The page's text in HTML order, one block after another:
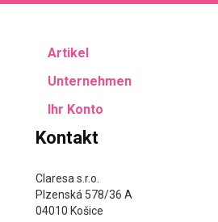
Artikel
Unternehmen
Ihr Konto
Kontakt
Claresa s.r.o.
Plzenská 578/36 A
04010 Košice